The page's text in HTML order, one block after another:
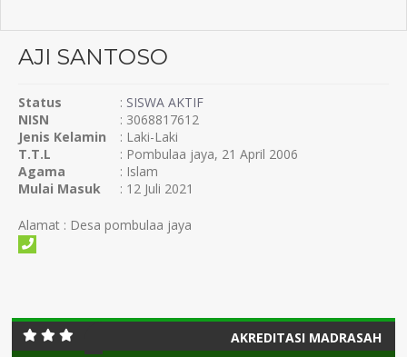
AJI SANTOSO
Status : SISWA AKTIF
NISN
: 3068817612
Jenis Kelamin
: Laki-Laki
T.T.L
: Pombulaa jaya, 21 April 2006
Agama
: Islam
Mulai Masuk
: 12 Juli 2021
Alamat : Desa pombulaa jaya
AKREDITASI MADRASAH